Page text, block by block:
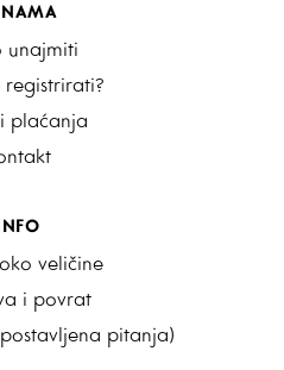
unajmiti
registrirati?
plaćanja
veličine
i povrat
pitanja)